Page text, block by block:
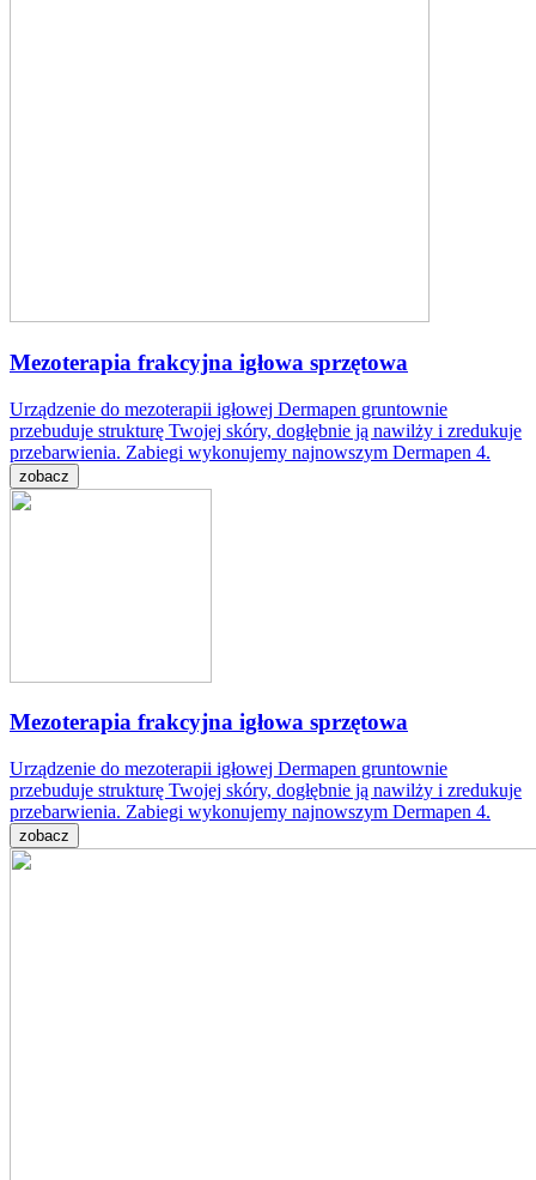
Mezoterapia frakcyjna igłowa sprzętowa
Urządzenie do mezoterapii igłowej Dermapen gruntownie
przebuduje strukturę Twojej skóry, dogłębnie ją nawilży i zredukuje
przebarwienia. Zabiegi wykonujemy najnowszym Dermapen 4.
zobacz
Mezoterapia frakcyjna igłowa sprzętowa
Urządzenie do mezoterapii igłowej Dermapen gruntownie
przebuduje strukturę Twojej skóry, dogłębnie ją nawilży i zredukuje
przebarwienia. Zabiegi wykonujemy najnowszym Dermapen 4.
zobacz